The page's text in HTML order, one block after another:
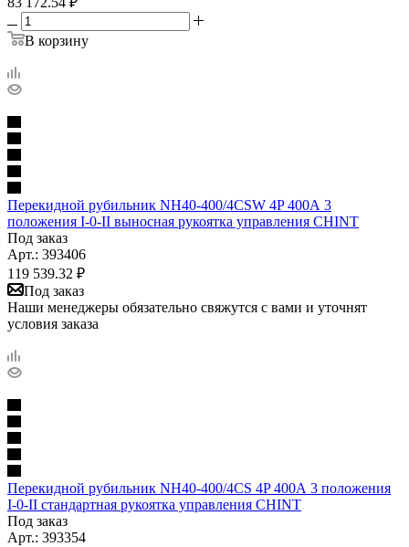
В корзину
Перекидной рубильник NH40-400/4CSW 4P 400А 3
положения I-0-II выносная рукоятка управления CHINT
Под заказ
Арт.: 393406
119 539.32 ₽
Под заказ
Наши менеджеры обязательно свяжутся с вами и уточнят
условия заказа
Перекидной рубильник NH40-400/4CS 4P 400А 3 положения
I-0-II стандартная рукоятка управления CHINT
Под заказ
Арт.: 393354